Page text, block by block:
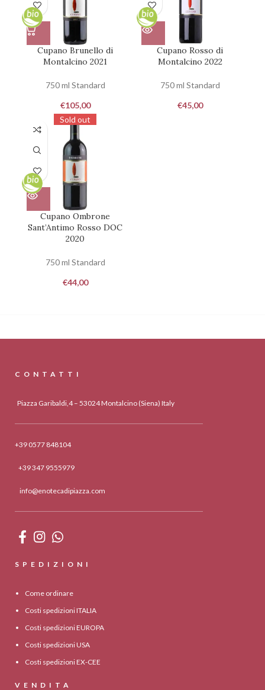
Cupano Brunello di
Montalcino 2021
750 ml Standard
€105,00
Cupano Rosso di
Montalcino 2022
750 ml Standard
€45,00
Sold out
Cupano Ombrone
Sant’Antimo Rosso DOC
2020
750 ml Standard
€44,00
CONTATTI
Piazza Garibaldi,4 – 53024 Montalcino (Siena) Italy
+39 0577 848104
+39 347 9555979
info@enotecadipiazza.com
SPEDIZIONI
Come ordinare
Costi spedizioni ITALIA
Costi spedizioni EUROPA
Costi spedizioni USA
Costi spedizioni EX-CEE
VENDITA